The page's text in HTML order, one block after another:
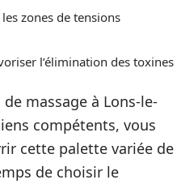
zones de tensions
l’élimination des toxines
massage à Lons-le-
compétents, vous
cette palette variée de
de choisir le